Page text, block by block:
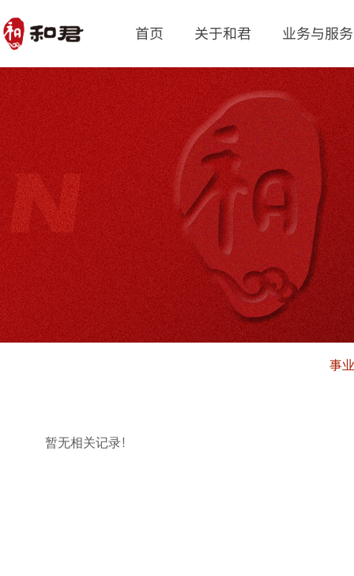
首页 关于和君 业务与服务
事
暂无相关记录！